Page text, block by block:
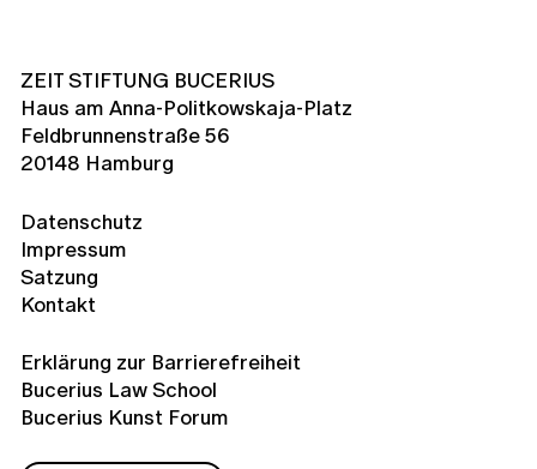
ZEIT STIFTUNG BUCERIUS
Haus am Anna-Politkowskaja-Platz
Feldbrunnenstraße 56
20148 Hamburg
Datenschutz
Impressum
Satzung
Kontakt
Erklärung zur Barrierefreiheit
Bucerius Law School
Bucerius Kunst Forum